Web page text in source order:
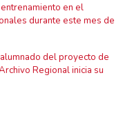
en el
durante este mes de
del proyecto de
Regional inicia su